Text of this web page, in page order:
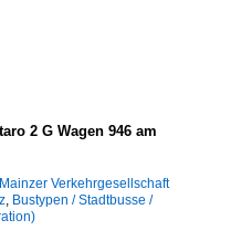
2 G Wagen 946 am
Verkehrgesellschaft
, Bustypen / Stadtbusse /